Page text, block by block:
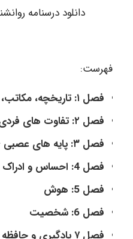
دانلود درسنامه
فهرست:
فصل ۱: تاریخچه، مکاتب، تعریف و انواع روان شناسی
فصل ۲: تفاوت های فردی
فصل ۳: پایه های عصبی – زیستی رفتار
فصل 4: احساس و ادراک
فصل 5: هوش
فصل 6: شخصیت